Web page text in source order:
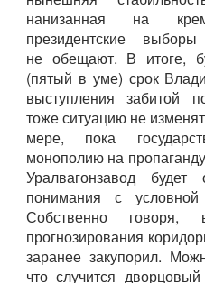
нанизанная на
президентские
не обещают. В итоге,
(пятый в уме) срок
выступления забитой
тоже ситуацию не
мере, пока
монополию на
Уралвагонзавод
понимания с
Собственно говоря,
прогнозирования
заранее закупорил.
что случится